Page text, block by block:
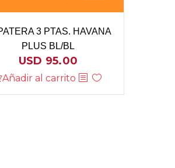
3 PTAS. HAVANA
PLUS BL/BL
USD 95.00
Añadir al carrito